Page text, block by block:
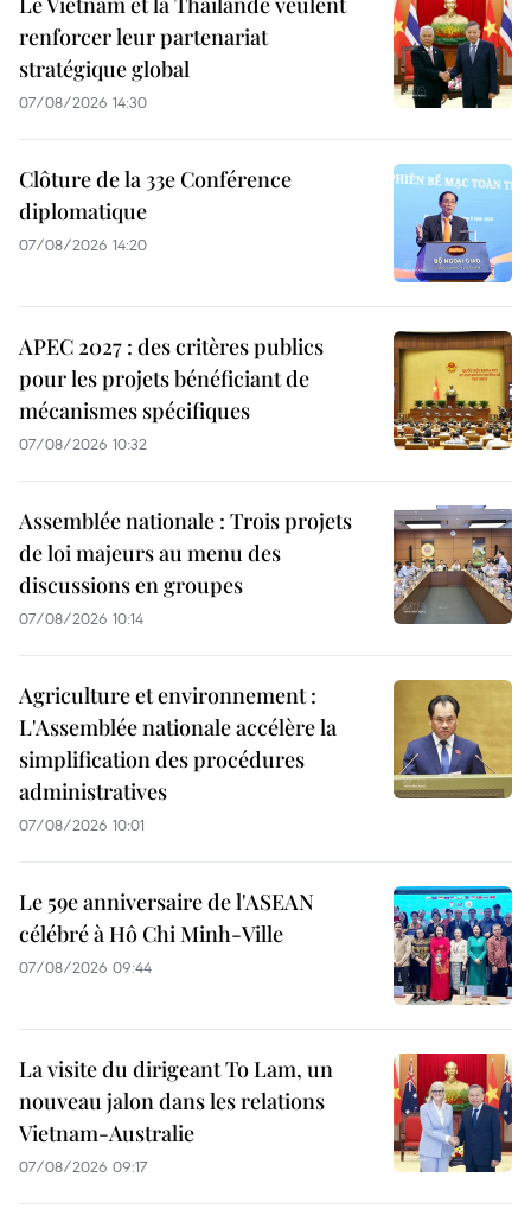
renforcer leur partenariat
stratégique global
07/08/2026 14:30
Clôture de la 33e Conférence
diplomatique
07/08/2026 14:20
APEC 2027 : des critères publics
pour les projets bénéficiant de
mécanismes spécifiques
07/08/2026 10:32
Assemblée nationale : Trois projets
de loi majeurs au menu des
discussions en groupes
07/08/2026 10:14
Agriculture et environnement :
L'Assemblée nationale accélère la
simplification des procédures
administratives
07/08/2026 10:01
Le 59e anniversaire de l'ASEAN
célébré à Hô Chi Minh-Ville
07/08/2026 09:44
La visite du dirigeant To Lam, un
nouveau jalon dans les relations
Vietnam-Australie
07/08/2026 09:17